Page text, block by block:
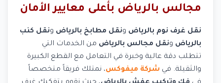
مجالس بالرياض بأعلى معايير الأمان
نقل غرف نوم بالرياض ونقل مطابخ بالرياض ونقل كنب
بالرياض ونقل مجالس بالرياض من الخدمات التي
تتطلب دقة عالية وخبرة في التعامل مع القطع الكبيرة
والثقيلة. في شركة ميفوكس، نمتلك فريقاً متخصصاً